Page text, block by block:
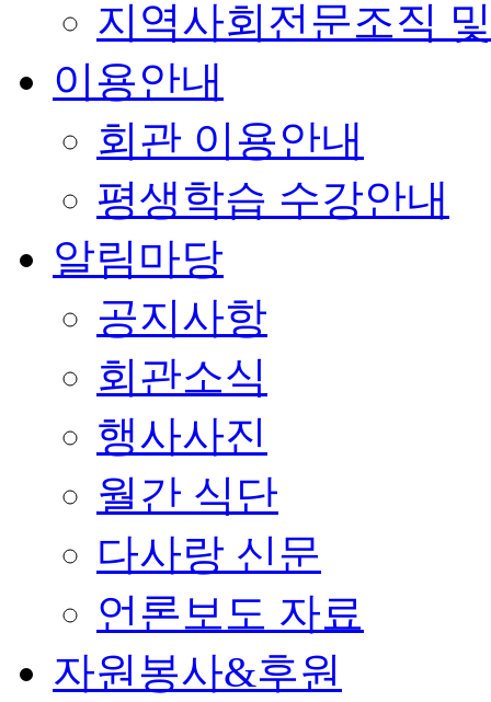
지역사회전문조직
이용안내
회관 이용안내
평생학습 수강안내
알림마당
공지사항
회관소식
행사사진
월간 식단
다사랑 신문
언론보도 자료
자원봉사&후원